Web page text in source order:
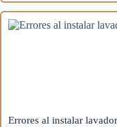
Errores al instalar